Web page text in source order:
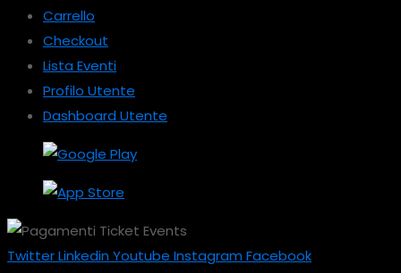
Carrello
Checkout
Lista Eventi
Profilo Utente
Dashboard Utente
TwitterLinkedin Youtube Instagram Facebook